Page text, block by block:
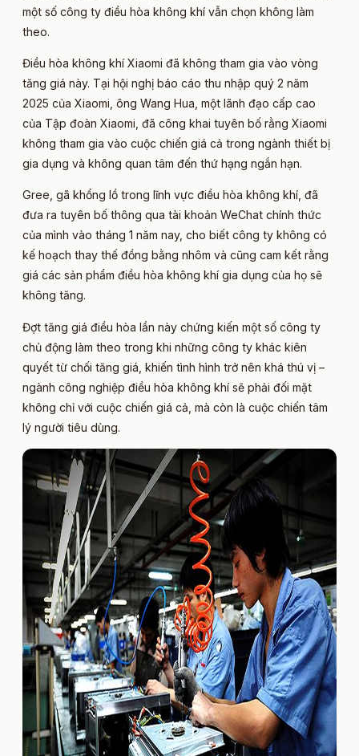
một số công ty điều hòa không khí vẫn chọn không làm
theo.
Điều hòa không khí Xiaomi đã không tham gia vào vòng
tăng giá này. Tại hội nghị báo cáo thu nhập quý 2 năm
2025 của Xiaomi, ông Wang Hua, một lãnh đạo cấp cao
của Tập đoàn Xiaomi, đã công khai tuyên bố rằng Xiaomi
không tham gia vào cuộc chiến giá cả trong ngành thiết bị
gia dụng và không quan tâm đến thứ hạng ngắn hạn.
Gree, gã khổng lồ trong lĩnh vực điều hòa không khí, đã
đưa ra tuyên bố thông qua tài khoản WeChat chính thức
của mình vào tháng 1 năm nay, cho biết công ty không có
kế hoạch thay thế đồng bằng nhôm và cũng cam kết rằng
giá các sản phẩm điều hòa không khí gia dụng của họ sẽ
không tăng.
Đợt tăng giá điều hòa lần này chứng kiến một số công ty
chủ động làm theo trong khi những công ty khác kiên
quyết từ chối tăng giá, khiến tình hình trở nên khá thú vị –
ngành công nghiệp điều hòa không khí sẽ phải đối mặt
không chỉ với cuộc chiến giá cả, mà còn là cuộc chiến tâm
lý người tiêu dùng.